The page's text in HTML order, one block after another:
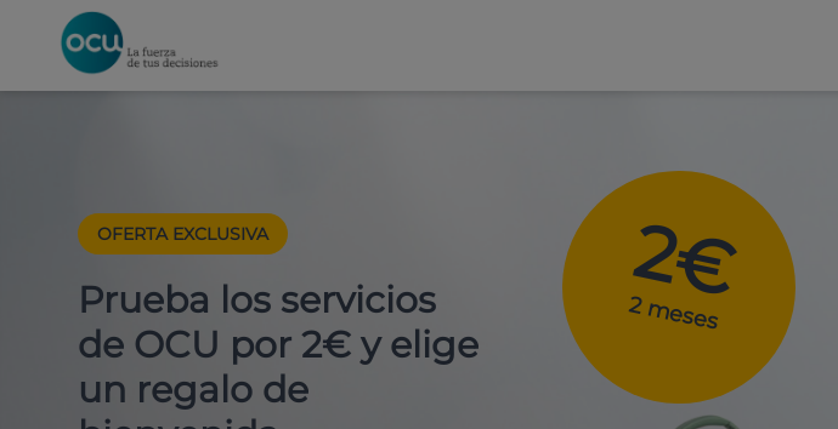
OFERTA EXCLUSIVA
Prueba los servicios
de OCU por 2€ y elige
un regalo de
2€
2 meses